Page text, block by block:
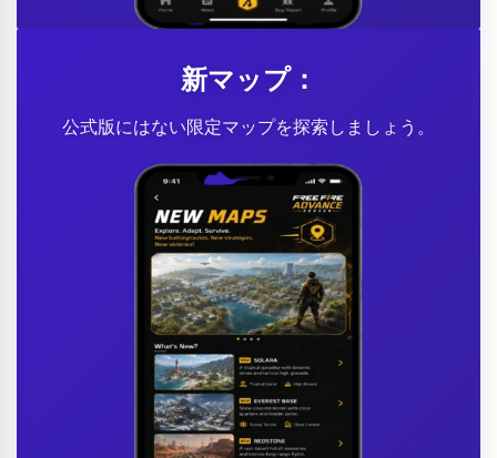
新マップ：
公式版にはない限定マップを探索しましょう。